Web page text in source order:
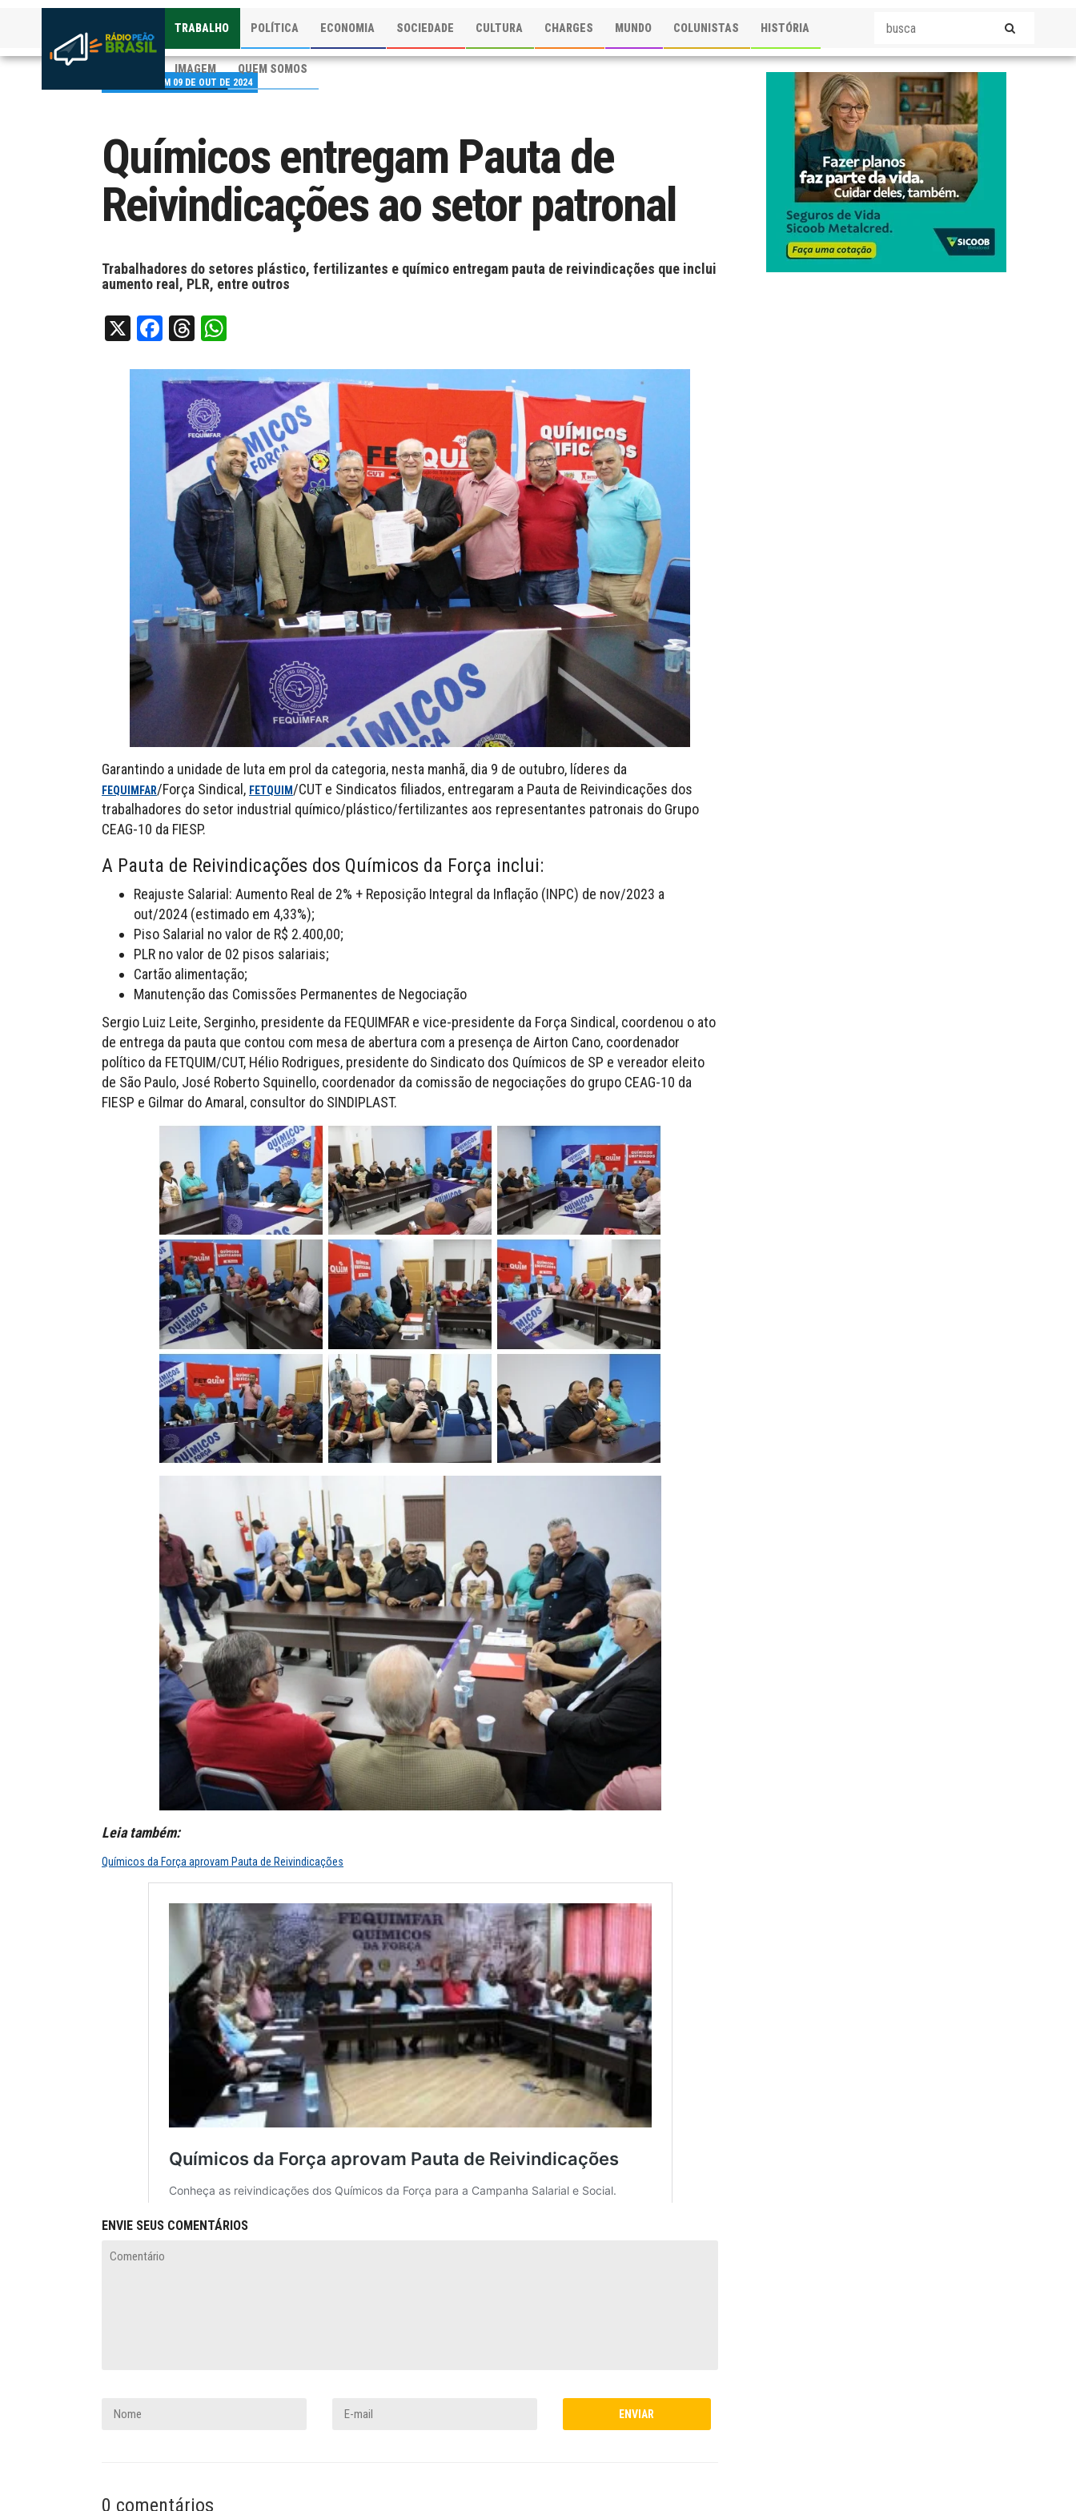
TRABALHO POLÍTICA ECONOMIA SOCIEDADE CULTURA CHARGES MUNDO COLUNISTAS HISTÓRIA
IMAGEM QUEM SOMOS
PUBLICADO EM 09 DE OUT DE 2024
Químicos entregam Pauta de
Reivindicações ao setor patronal
Trabalhadores do setores plástico, fertilizantes e químico entregam pauta de reivindicações que inclui
aumento real, PLR, entre outros
X Facebook
Threads
Garantindo a unidade de luta em prol da categoria, nesta manhã, dia 9 de outubro, líderes da
FEQUIMFAR/Força Sindical, FETQUIM/CUT e Sindicatos filiados, entregaram a Pauta de Reivindicações dos
trabalhadores do setor industrial químico/plástico/fertilizantes aos representantes patronais do Grupo
CEAG-10 da FIESP.
A Pauta de Reivindicações dos Químicos da Força inclui:
Reajuste Salarial: Aumento Real de 2% + Reposição Integral da Inflação (INPC) de nov/2023 a
out/2024 (estimado em 4,33%);
Piso Salarial no valor de R$ 2.400,00;
PLR no valor de 02 pisos salariais;
Cartão alimentação;
Manutenção das Comissões Permanentes de Negociação
Sergio Luiz Leite, Serginho, presidente da FEQUIMFAR e vice-presidente da Força Sindical, coordenou o ato
de entrega da pauta que contou com mesa de abertura com a presença de Airton Cano, coordenador
político da FETQUIM/CUT, Hélio Rodrigues, presidente do Sindicato dos Químicos de SP e vereador eleito
de São Paulo, José Roberto Squinello, coordenador da comissão de negociações do grupo CEAG-10 da
FIESP e Gilmar do Amaral, consultor do SINDIPLAST.
Leia também:
Químicos da Força aprovam Pauta de Reivindicações
ENVIE SEUS COMENTÁRIOS
0 comentários